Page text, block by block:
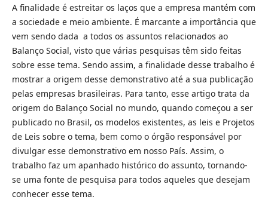
A finalidade é estreitar os laços que a empresa mantém com
a sociedade e meio ambiente. É marcante a importância que
vem sendo dada a todos os assuntos relacionados ao
Balanço Social, visto que várias pesquisas têm sido feitas
sobre esse tema. Sendo assim, a finalidade desse trabalho é
mostrar a origem desse demonstrativo até a sua publicação
pelas empresas brasileiras. Para tanto, esse artigo trata da
origem do Balanço Social no mundo, quando começou a ser
publicado no Brasil, os modelos existentes, as leis e Projetos
de Leis sobre o tema, bem como o órgão responsável por
divulgar esse demonstrativo em nosso País. Assim, o
trabalho faz um apanhado histórico do assunto, tornando-
se uma fonte de pesquisa para todos aqueles que desejam
conhecer esse tema.